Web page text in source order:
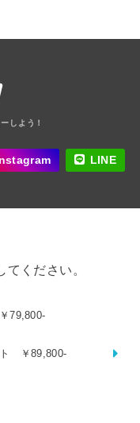
LINE
てください。
79,800-
￥89,800-